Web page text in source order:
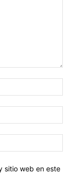
sitio web en este